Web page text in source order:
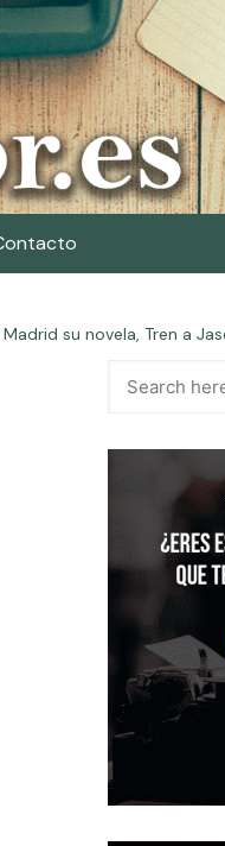
su novela, Tren a